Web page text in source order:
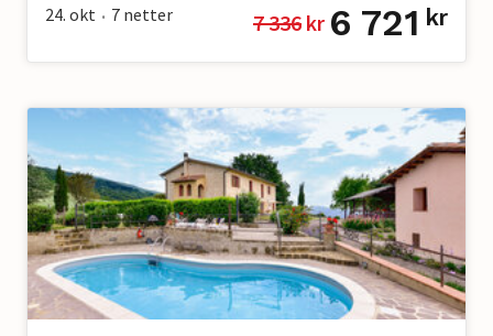
24. okt • 7 netter 7 336 kr 6 721 kr